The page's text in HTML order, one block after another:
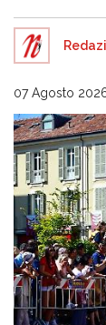
07 Agosto